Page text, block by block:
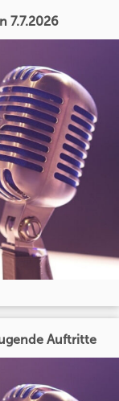
7.7.2026
Auftritte